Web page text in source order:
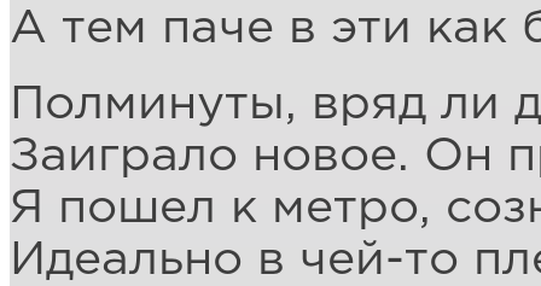
А тем паче в эти как
Полминуты, вряд ли
Заиграло новое. Он
Я пошел к метро,
Идеально в чей-то